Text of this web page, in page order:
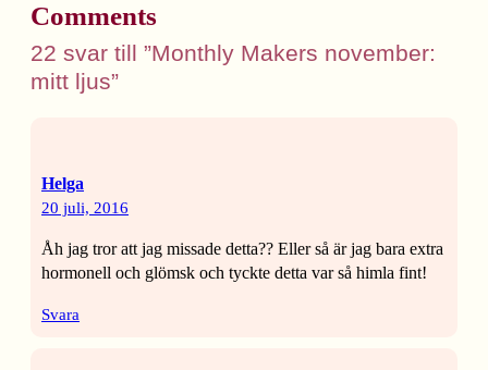
Comments
22 svar till ”Monthly Makers november:
mitt ljus”
Helga
20 juli, 2016
Åh jag tror att jag missade detta?? Eller så är jag bara extra
hormonell och glömsk och tyckte detta var så himla fint!
Svara